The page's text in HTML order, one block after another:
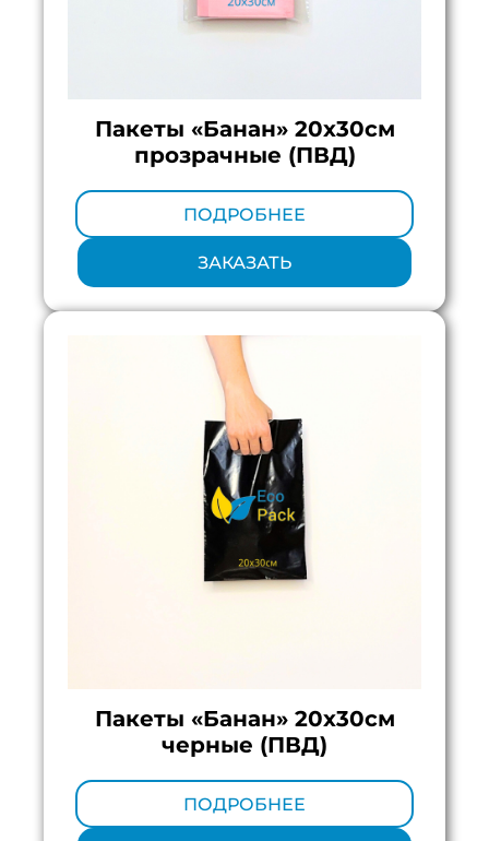
Пакеты «Банан» 20х30см
прозрачные (ПВД)
ПОДРОБНЕЕ
ЗАКАЗАТЬ
Пакеты «Банан» 20х30см
черные (ПВД)
ПОДРОБНЕЕ